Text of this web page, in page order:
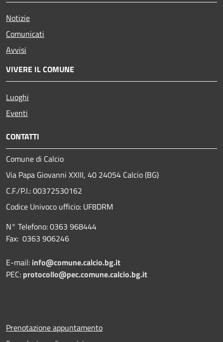
Notizie
Comunicati
Avvisi
VIVERE IL COMUNE
Luoghi
Eventi
CONTATTI
Comune di Calcio
Via Papa Giovanni XXIII, 40 24054 Calcio (BG)
C.F./P.I.: 00372530162
Codice Univoco ufficio: UF8DRM
N° Telefono: 0363 968444
Fax: 0363 906246
E-mail: info@comune.calcio.bg.it
PEC: protocollo@pec.comune.calcio.bg.it
Prenotazione appuntamento